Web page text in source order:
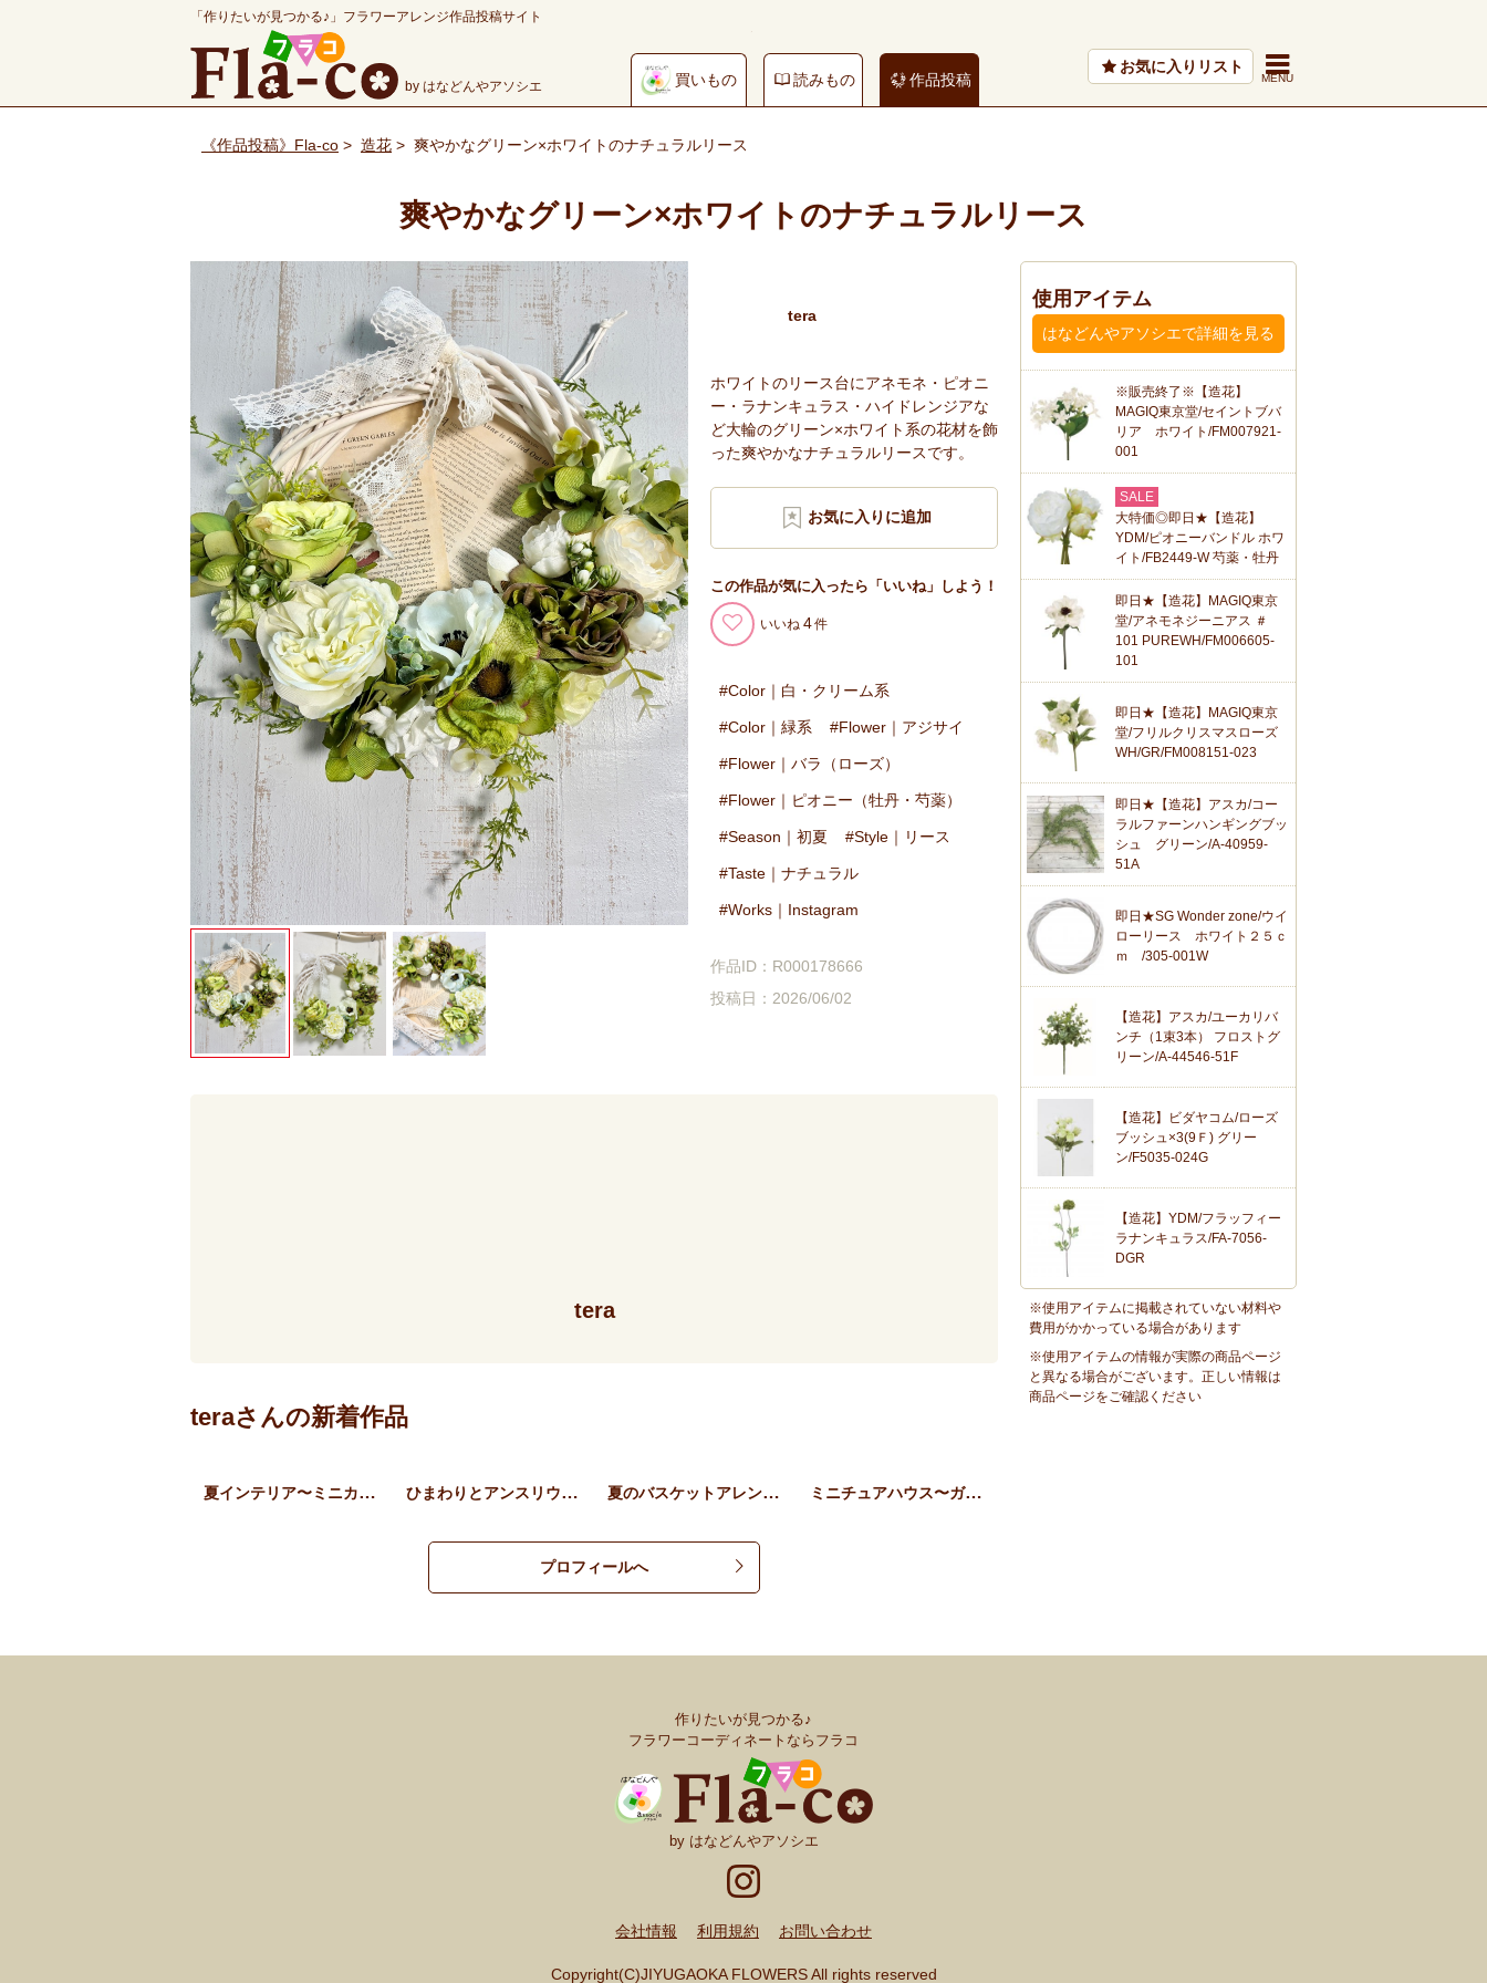
「作りたいが見つかる♪」フラワーアレンジ作品投稿サイト
by はなどんやアソシエ 買いもの 読みもの 作品投稿
お気に入りリスト
《作品投稿》Fla-co > 造花 > 爽やかなグリーン×ホワイトのナチュラルリース
爽やかなグリーン×ホワイトのナチュラルリース
tera
ホワイトのリース台にアネモネ・ピオニ
ー・ラナンキュラス・ハイドレンジアな
ど大輪のグリーン×ホワイト系の花材を飾
った爽やかなナチュラルリースです。
この作品が気に入ったら「いいね」しよう！
いいね 4
Color｜白・クリーム系
Color｜緑系 Flower｜アジサイ
Flower｜バラ（ローズ）
Flower｜ピオニー（牡丹・芍薬）
Season｜初夏 Style｜リース
Taste｜ナチュラル
Works｜Instagram
作品ID：R000178666
投稿日：2026/06/02
tera
teraさんの新着作品
夏インテリア〜ミニカゴ・う… ひまわりとアンスリウムのミ… 夏のバスケットアレンジ〜ひ… ミニチュアハウス〜ガーデン…
プロフィールへ
使用アイテム
はなどんやアソシエで詳細を見る
※販売終了※【造花】
MAGIQ東京堂/セイントブバ
リア ホワイト/FM007921-
001
SALE
大特価◎即日★【造花】
YDM/ピオニーバンドル ホワ
イト/FB2449-W 芍薬・牡丹
即日★【造花】MAGIQ東京
堂/アネモネジーニアス ＃
101 PUREWH/FM006605-
101
即日★【造花】MAGIQ東京
堂/フリルクリスマスローズ
WH/GR/FM008151-023
即日★【造花】アスカ/コー
ラルファーンハンギングブッ
シュ グリーン/A-40959-
51A
即日★SG Wonder zone/ウイ
ローリース ホワイト２５ｃ
ｍ /305-001W
【造花】アスカ/ユーカリバ
ンチ（1束3本） フロストグ
リーン/A-44546-51F
【造花】ビダヤコム/ローズ
ブッシュ×3(9Ｆ) グリー
ン/F5035-024G
【造花】YDM/フラッフィー
ラナンキュラス/FA-7056-
DGR
※使用アイテムに掲載されていない材料や
費用がかかっている場合があります
※使用アイテムの情報が実際の商品ページ
と異なる場合がございます。正しい情報は
商品ページをご確認ください
作りたいが見つかる♪
フラワーコーディネートならフラコ
by はなどんやアソシエ
会社情報 利用規約 お問い合わせ
Copyright(C)JIYUGAOKA FLOWERS All rights reserved